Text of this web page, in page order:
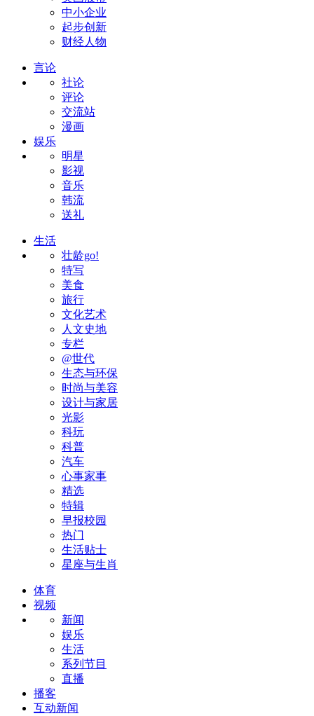
中小企业
起步创新
财经人物
言论
社论
评论
交流站
漫画
娱乐
明星
影视
音乐
韩流
送礼
生活
壮龄go!
特写
美食
旅行
文化艺术
人文史地
专栏
@世代
生态与环保
时尚与美容
设计与家居
光影
科玩
科普
汽车
心事家事
精选
特辑
早报校园
热门
生活贴士
星座与生肖
体育
视频
新闻
娱乐
生活
系列节目
直播
播客
互动新闻